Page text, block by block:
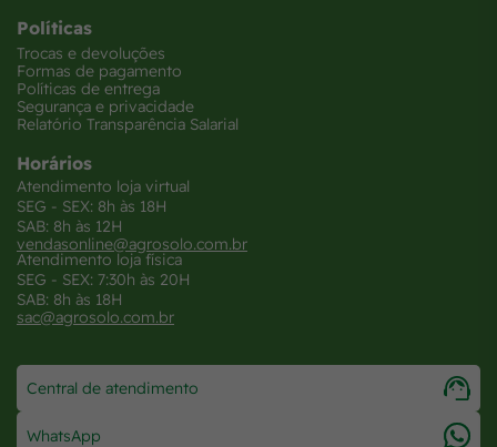
Políticas
Trocas e devoluções
Formas de pagamento
Políticas de entrega
Segurança e privacidade
Relatório Transparência Salarial
Horários
Atendimento loja virtual
SEG - SEX: 8h às 18H
SAB: 8h às 12H
vendasonline@agrosolo.com.br
Atendimento loja física
SEG - SEX: 7:30h às 20H
SAB: 8h às 18H
sac@agrosolo.com.br
Central de atendimento
WhatsApp